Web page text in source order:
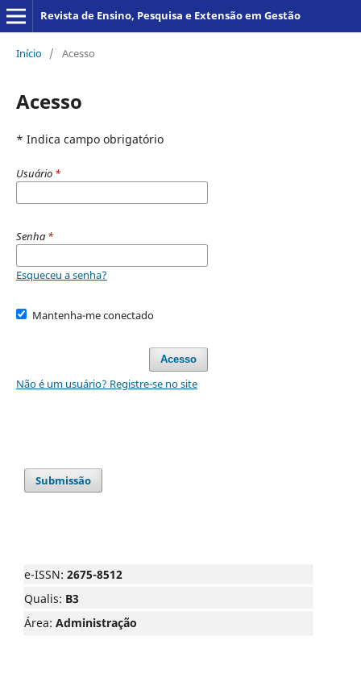
Revista de Ensino, Pesquisa e Extensão em Gestão
Início / Acesso
Acesso
* Indica campo obrigatório
Usuário *
Senha *
Esqueceu a senha?
Mantenha-me conectado
Acesso
Não é um usuário? Registre-se no site
Submissão
e-ISSN: 2675-8512
Qualis: B3
Área: Administração